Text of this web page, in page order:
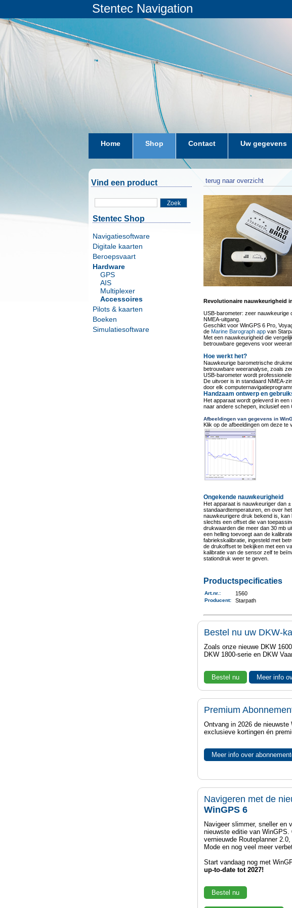
Stentec Navigation
Home Shop Contact Uw gegevens
Vind een product
Zoek
Stentec Shop
Navigatiesoftware
Digitale kaarten
Beroepsvaart
Hardware
GPS
AIS
Multiplexer
Accessoires
Pilots & kaarten
Boeken
Simulatiesoftware
terug naar overzicht
Revolutionaire nauwkeurigheid
USB-barometer: zeer nauwkeurige
NMEA-uitgang.
Geschikt voor WinGPS 6 Pro,
de Marine Barograph app van
Met een nauwkeurigheid die
betrouwbare gegevens voor
Hoe werkt het?
Nauwkeurige barometrische
betrouwbare weeranalyse, zoals
USB-barometer wordt
De uitvoer is in standaard NMEA-
door elk
Handzaam ontwerp en
Het apparaat wordt geleverd in
naar andere schepen, inclusief een
Afbeeldingen van gegevens in
Klik op de afbeeldingen om deze te
Ongekende nauwkeurigheid
Het apparaat is nauwkeuriger dan
standaardtemperaturen, en over
nauwkeurigere druk bekend is,
slechts een offset die van
drukwaarden die meer dan 30 mb
een helling toevoegt aan de
fabriekskalibratie, ingesteld met
de drukoffset te bekijken met een
kalibratie van de sensor zelf te
stationdruk weer te geven.
Productspecificaties
Art.nr.: 1560
Producent: Starpath
Bestel nu uw DKW-
Zoals onze nieuwe DKW
DKW 1800-serie en DKW
Bestel nu Meer info
Premium
Ontvang in 2026 de nieuwste
exclusieve kortingen én
Meer info over
Navigeren met de
WinGPS 6
Navigeer slimmer, sneller en
nieuwste editie van WinGPS.
vernieuwde Routeplanner
Mode en nog veel meer
Start vandaag nog met
up-to-date tot 2027!
Bestel nu